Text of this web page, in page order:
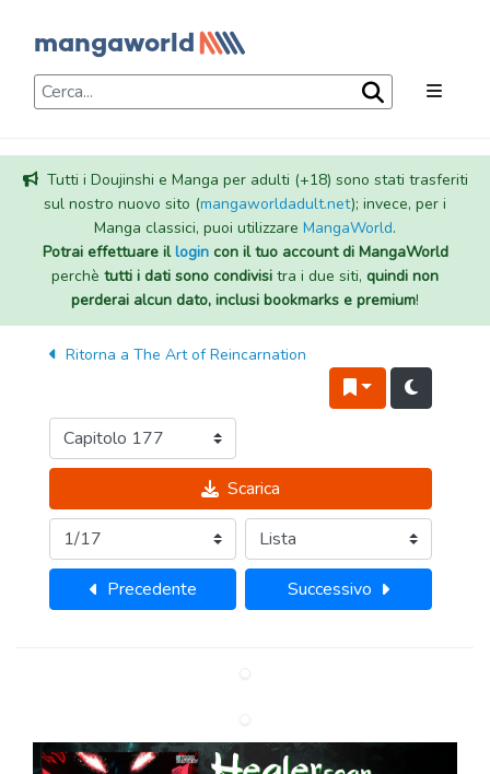
Tutti i Doujinshi e Manga per adulti (+18) sono stati trasferiti
sul nostro nuovo sito (mangaworldadult.net); invece, per i
Manga classici, puoi utilizzare MangaWorld.
Potrai effettuare illogincon il tuo account di MangaWorld
perchè tutti i dati sono condivisi tra i due siti, quindi non
perderai alcun dato, inclusi bookmarks e premium!
Ritorna a The Art of Reincarnation
Scarica
Precedente Successivo